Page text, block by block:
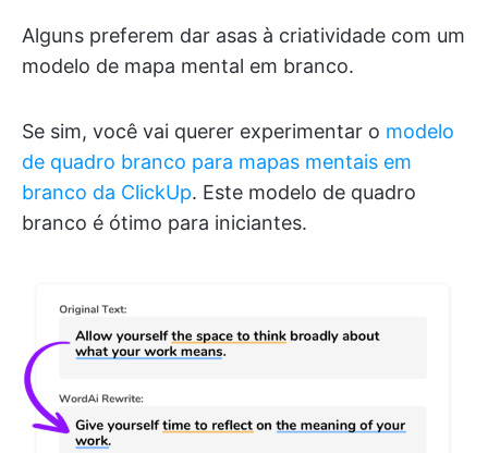
Alguns preferem dar asas à criatividade com um
modelo de mapa mental em branco.
Se sim, você vai querer experimentar o modelo
de quadro branco para mapas mentais em
branco da ClickUp. Este modelo de quadro
branco é ótimo para iniciantes.